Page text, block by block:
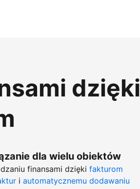
dzięki
dla wielu obiektów
finansami dzięki fakturom
i automatycznemu dodawaniu